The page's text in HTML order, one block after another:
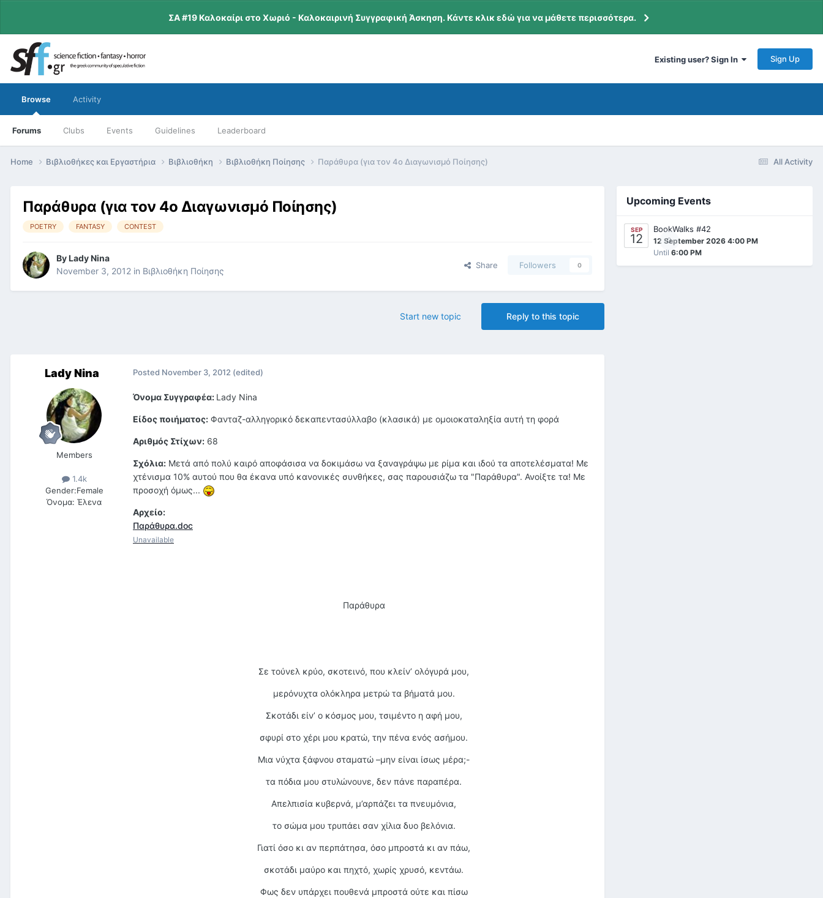
ΣΑ #19 Καλοκαίρι στο Χωριό - Καλοκαιρινή Συγγραφική Άσκηση. Κάντε κλικ εδώ για να μάθετε περισσότερα.
Existing user? Sign In Sign Up
Browse
Forums Clubs Events Guidelines Leaderboard
Activity
All Activity
Home Βιβλιοθήκες και Εργαστήρια Βιβλιοθήκη Βιβλιοθήκη Ποίησης Παράθυρα (για τον 4ο Διαγωνισμό Ποίησης)
Παράθυρα (για τον 4ο Διαγωνισμό Ποίησης)
POETRY FANTASY CONTEST
ByLady Nina
November 3, 2012 in Βιβλιοθήκη Ποίησης
Share Followers 0
Reply to this topic
Start new topic
Lady Nina
Members
1.4k
Gender:Female
Όνομα: Έλενα
Posted November 3, 2012 (edited)
Όνομα Συγγραφέα: Lady Nina
Είδος ποιήματος: Φανταζ-αλληγορικό δεκαπεντασύλλαβο (κλασικά) με ομοιοκαταληξία αυτή τη φορά
Αριθμός Στίχων: 68
Σχόλια: Μετά από πολύ καιρό αποφάσισα να δοκιμάσω να ξαναγράψω με ρίμα και ιδού τα αποτελέσματα! Με
χτένισμα 10% αυτού που θα έκανα υπό κανονικές συνθήκες, σας παρουσιάζω τα "Παράθυρα". Ανοίξτε τα! Με
προσοχή όμως...
Αρχείο:
Παράθυρα.doc
Unavailable
Παράθυρα
Σε τούνελ κρύο, σκοτεινό, που κλείν’ ολόγυρά μου,
μερόνυχτα ολόκληρα μετρώ τα βήματά μου.
Σκοτάδι είν’ ο κόσμος μου, τσιμέντο η αφή μου,
σφυρί στο χέρι μου κρατώ, την πένα ενός ασήμου.
Μια νύχτα ξάφνου σταματώ –μην είναι ίσως μέρα;-
τα πόδια μου στυλώνουνε, δεν πάνε παραπέρα.
Απελπισία κυβερνά, μ’αρπάζει τα πνευμόνια,
το σώμα μου τρυπάει σαν χίλια δυο βελόνια.
Γιατί όσο κι αν περπάτησα, όσο μπροστά κι αν πάω,
σκοτάδι μαύρο και πηχτό, χωρίς χρυσό, κεντάω.
Φως δεν υπάρχει πουθενά μπροστά ούτε και πίσω
Upcoming Events
SEP
12 0
BookWalks #42
12 September 2026 4:00 PM
Until 6:00 PM